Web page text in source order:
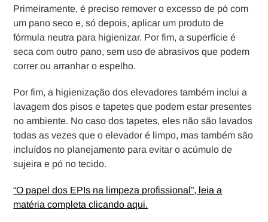
Primeiramente, é preciso remover o excesso de pó com
um pano seco e, só depois, aplicar um produto de
fórmula neutra para higienizar. Por fim, a superfície é
seca com outro pano, sem uso de abrasivos que podem
correr ou arranhar o espelho.
Por fim, a higienização dos elevadores também inclui a
lavagem dos pisos e tapetes que podem estar presentes
no ambiente. No caso dos tapetes, eles não são lavados
todas as vezes que o elevador é limpo, mas também são
incluídos no planejamento para evitar o acúmulo de
sujeira e pó no tecido.
“O papel dos EPIs na limpeza profissional”, leia a
matéria completa clicando aqui.